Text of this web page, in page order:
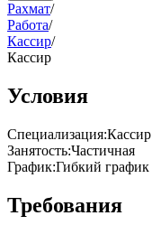
Рахмат/
Работа/
Кассир/
Кассир
Условия
Специализация:Кассир
Занятость:Частичная
График:Гибкий график
Требования